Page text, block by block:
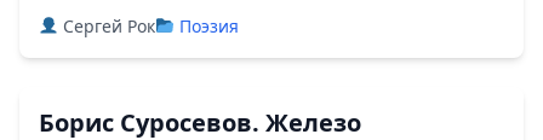
Сергей Рок
Поэзия
Борис Суросевов. Железо